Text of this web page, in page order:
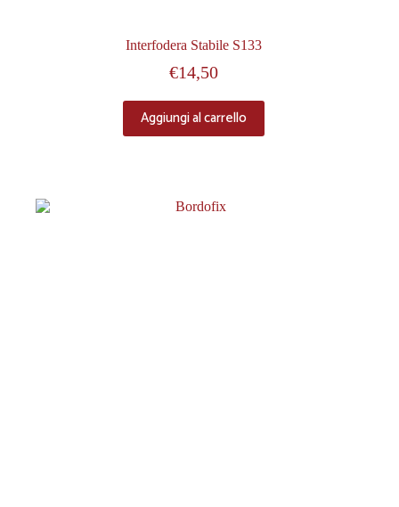
Interfodera Stabile S133
€14,50
Aggiungi al carrello